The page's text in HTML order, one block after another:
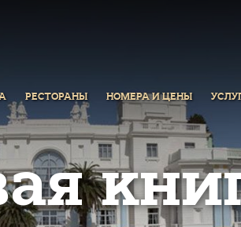
РЕСТОРАНЫ НОМЕРА И ЦЕНЫ